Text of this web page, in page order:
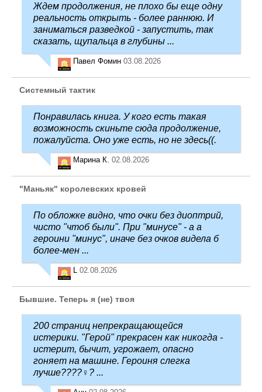
Ждем продолжения, не плохо бы еще одну
реальность открыть - более раннюю. И
заниматься разведкой - запустить, так
сказать, щупальца в глубины ...
Павел Фомин 03.08.2026
Системный тактик
Понравилась книга. У кого есть такая
возможность скиньте сюда продолжение,
пожалуйста. Оно уже есть, но не здесь((.
Марина К. 02.08.2026
"Маньяк" королевских кровей
По обложке видно, что очки без диоптрий,
чисто "чтоб были". При "минусе" - а а
героини "минус", иначе без очков видела б
более-мен ...
02.08.2026
Бывшие. Теперь я (не) твоя
200 страниц непрекращающейся
истерики. "Герой" прекрасен как никогда -
истерит, бычит, угрожает, опасно
гоняет на машине. Героиня слегка
лучше????‍♀️? ...